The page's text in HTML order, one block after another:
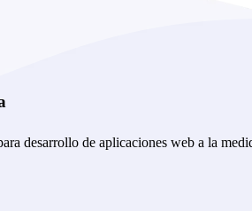
desarrollo de aplicaciones web a la